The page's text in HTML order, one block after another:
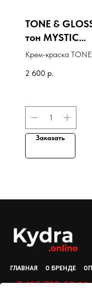
TONE &
тон MYSTIC
LILAC, 85 гр
Крем-краска
LILAC, 85 гр
2 600 р.
Заказать
ГЛАВНАЯ О БРЕНДЕ
+7 495 792-63-11